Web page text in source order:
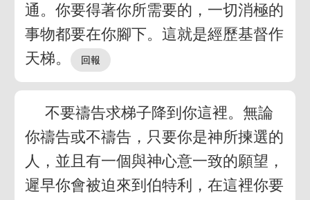
通。你要得著你所需要的，一切消極的
事物都要在你腳下。這就是經歷基督作
天梯。
不要禱告求梯子降到你這裡。無論
你禱告或不禱告，只要你是神所揀選的
人，並且有一個與神心意一致的願望，
遲早你會被迫來到伯特利，在這裡你要